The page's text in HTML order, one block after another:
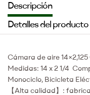
Descripción
Detalles del producto
Cámara de aire
Medidas: 14 x 2 1/4
Monociclo, Bicicleta
【Alta calidad】: